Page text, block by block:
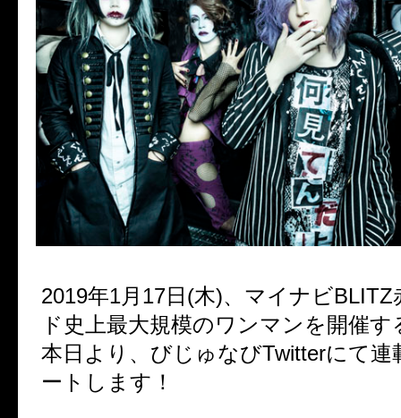
2019年1月17日(木)、マイナビ
ド史上最大規模のワンマンを開催
本日より、びじゅなびTwitterにて連
ートします！